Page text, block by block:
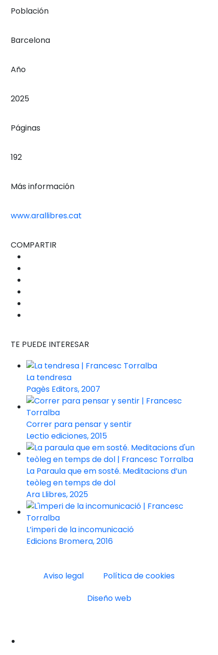
Población
Barcelona
Año
2025
Páginas
192
Más información
www.arallibres.cat
COMPARTIR
TE PUEDE INTERESAR
La tendresa
Pagès Editors, 2007
Correr para pensar y sentir
Lectio ediciones, 2015
La Paraula que em sosté. Meditacions d’un
teòleg en temps de dol
Ara Llibres, 2025
L’imperi de la incomunicació
Edicions Bromera, 2016
Aviso legal
Política de cookies
Diseño web